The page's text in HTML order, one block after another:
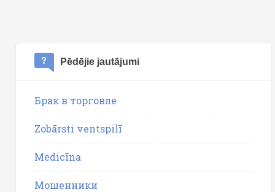
Pēdējie jautājumi
Брак в торговле
Zobārsti ventspilī
Medicīna
Мошенники